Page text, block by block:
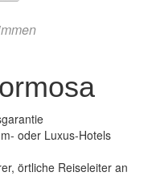
oder Luxus-Hotels
örtliche Reiseleiter an